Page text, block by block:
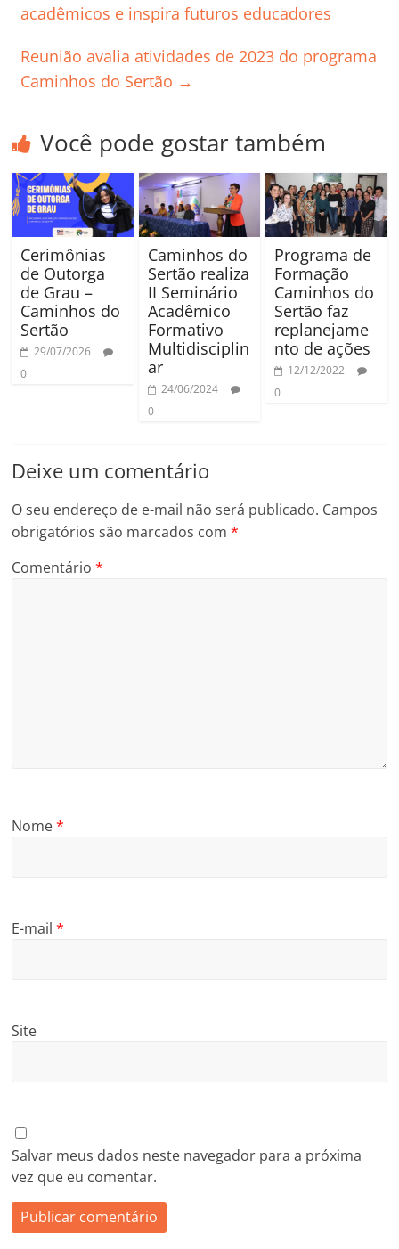
acadêmicos e inspira futuros educadores
Reunião avalia atividades de 2023 do programa
Caminhos do Sertão →
Você pode gostar também
Cerimônias
de Outorga
de Grau –
Caminhos do
Sertão
29/07/2026
0
Caminhos do
Sertão realiza
II Seminário
Acadêmico
Formativo
Multidisciplin
ar
24/06/2024
0
Programa de
Formação
Caminhos do
Sertão faz
replanejame
nto de ações
12/12/2022
0
Deixe um comentário
O seu endereço de e-mail não será publicado. Campos
obrigatórios são marcados com*
Comentário*
Nome*
E-mail*
Site
Salvar meus dados neste navegador para a próxima
vez que eu comentar.